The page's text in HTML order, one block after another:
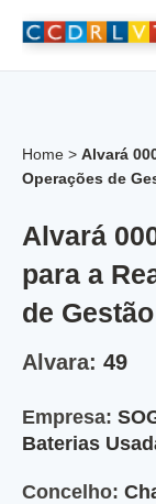
Home > Alvará
Operações de
Alvará
para a
de
Alvara: 49
Empresa:
Baterias
Concelho: